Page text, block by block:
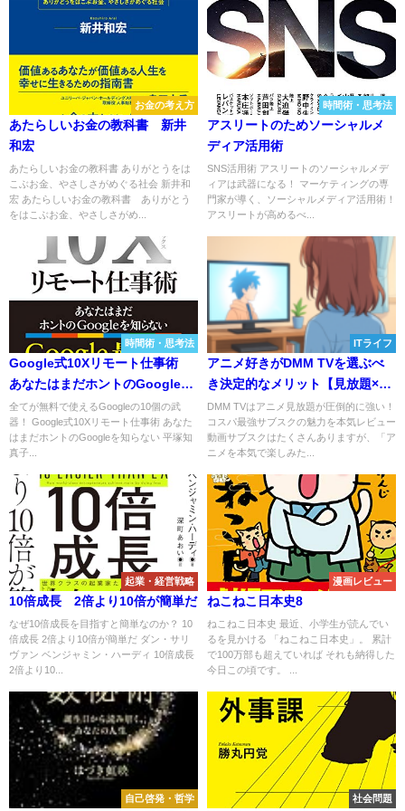
お金の考え方
あたらしいお金の教科書 新井
和宏
あたらしいお金の教科書 ありがとうをは
こぶお金、やさしさがめぐる社会 新井和
宏 あたらしいお金の教科書 ありがとう
をはこぶお金、やさしさがめ...
時間術・思考法
アスリートのためソーシャルメ
ディア活用術
SNS活用術 アスリートのソーシャルメデ
ィアは武器になる！ マーケティングの専
門家が導く、ソーシャルメディア活用術！
アスリートが高めるべ...
時間術・思考法
Google式10Xリモート仕事術
あなたはまだホントのGoogleを
知らない
全てが無料で使えるGoogleの10個の武
器！ Google式10Xリモート仕事術 あなた
はまだホントのGoogleを知らない 平塚知
真子...
ITライフ
アニメ好きがDMM TVを選ぶべ
き決定的なメリット【見放題×オ
リジナル作品】
DMM TVはアニメ見放題が圧倒的に強い！
コスパ最強サブスクの魅力を本気レビュー
動画サブスクはたくさんありますが、「ア
ニメを本気で楽しみた...
起業・経営戦略
10倍成長 2倍より10倍が簡単だ
なぜ10倍成長を目指すと簡単なのか？ 10
倍成長 2倍より10倍が簡単だ ダン・サリ
ヴァン ベンジャミン・ハーディ 10倍成長
2倍より10...
漫画レビュー
ねこねこ日本史8
ねこねこ日本史 最近、小学生が読んでい
るを見かける 「ねこねこ日本史」。 累計
で100万部も超えていれば それも納得した
今日この頃です。 ...
自己啓発・哲学 社会問題